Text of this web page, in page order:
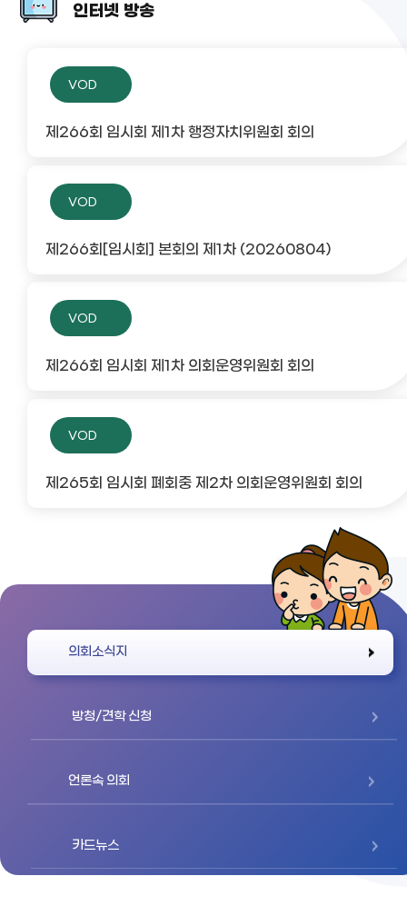
인터넷 방송
VOD
제266회 임시회 제1차 행정자치위원회 회의
VOD
제266회[임시회] 본회의 제1차 (20260804)
VOD
제266회 임시회 제1차 의회운영위원회 회의
VOD
제265회 임시회 폐회중 제2차 의회운영위원회 회의
의회소식지
방청/견학 신청
언론속 의회
카드뉴스